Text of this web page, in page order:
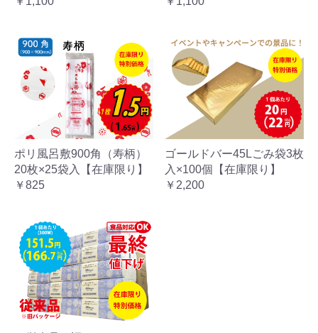
ポリ風呂敷900角（寿柄）
20枚×25袋入【在庫限り】
￥825
ゴールドバー45Lごみ袋3枚
入×100個【在庫限り】
￥2,200